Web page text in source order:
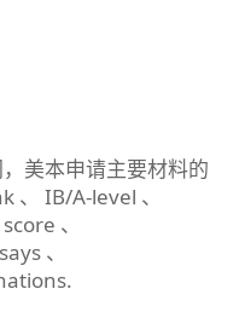
美本申请主要材料的
、 IB/A-level 、
、
、